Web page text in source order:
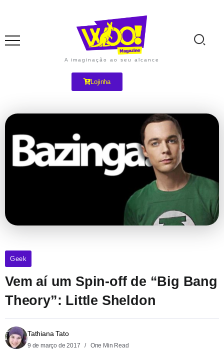
A imaginação ao seu alcance
Lojinha
Geek
Vem aí um Spin-off de “Big Bang
Theory”: Little Sheldon
Tathiana Tato
9 de março de 2017 One Min Read